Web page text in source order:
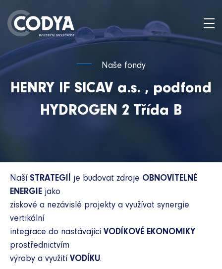
Naše fondy
HENRY IF SICAV a.s. , podfond
HYDROGEN 2 Třída B
Naší STRATEGIÍ je budovat zdroje OBNOVITELNÉ
ENERGIE jako
ziskové a nezávislé projekty a využívat synergie
vertikální
integrace do nastávající VODÍKOVÉ EKONOMIKY
prostřednictvím
výroby a využití VODÍKU.